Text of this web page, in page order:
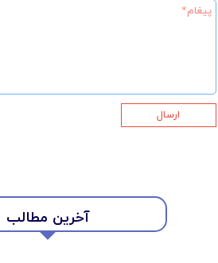
★
آخرین مطالب
ارسال